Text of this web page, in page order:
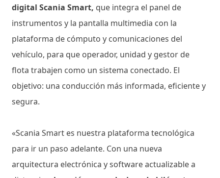
digital Scania Smart, que integra el panel de
instrumentos y la pantalla multimedia con la
plataforma de cómputo y comunicaciones del
vehículo, para que operador, unidad y gestor de
flota trabajen como un sistema conectado. El
objetivo: una conducción más informada, eficiente y
segura.
«Scania Smart es nuestra plataforma tecnológica
para ir un paso adelante. Con una nueva
arquitectura electrónica y software actualizable a